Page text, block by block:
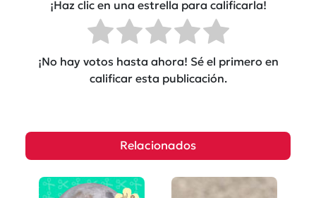
¡Haz clic en una estrella para calificarla!
¡No hay votos hasta ahora! Sé el primero en
calificar esta publicación.
Relacionados